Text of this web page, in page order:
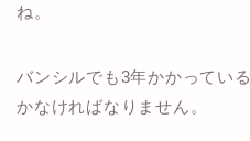
ね。
バンシルでも3年かかってい
かなければなりません。